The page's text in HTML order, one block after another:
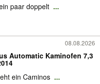
paar doppelt ...
08.08.2026
Automatic Kaminofen 7,3
ein Caminos ...